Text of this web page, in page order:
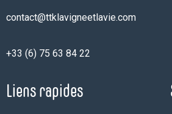
contact@ttklavigneetlavie.com
+33 (6) 75 63 84 22
Liens rapides